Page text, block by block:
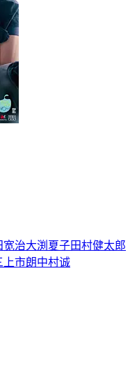
宽治大渕夏子田村健太郎
上市朗中村诚